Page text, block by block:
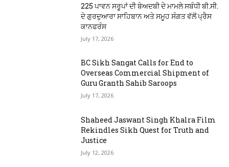
225 ਪਾਵਨ ਸਰੂਪਾਂ ਦੀ ਬੇਅਦਬੀ ਦੇ ਮਾਮਲੇ ਸਬੰਧੀ ਬੀ.ਸੀ.
ਦੇ ਗੁਰਦੁਆਰਾ ਸਾਹਿਬਾਨ ਅਤੇ ਸਮੂਹ ਸੰਗਤ ਵੱਲੋਂ ਪ੍ਰੈਸ
ਕਾਨਫਰੰਸ
July 17, 2026
BC Sikh Sangat Calls for End to
Overseas Commercial Shipment of
Guru Granth Sahib Saroops
July 17, 2026
Shaheed Jaswant Singh Khalra Film
Rekindles Sikh Quest for Truth and
Justice
July 12, 2026